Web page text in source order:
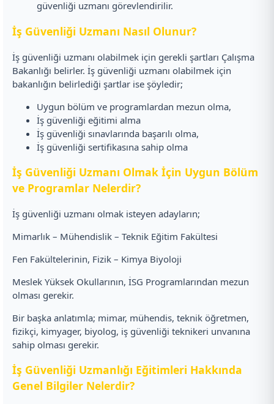
güvenliği uzmanı görevlendirilir.
İş Güvenliği Uzmanı Nasıl Olunur?
İş güvenliği uzmanı olabilmek için gerekli şartları Çalışma
Bakanlığı belirler. İş güvenliği uzmanı olabilmek için
bakanlığın belirlediği şartlar ise şöyledir;
Uygun bölüm ve programlardan mezun olma,
İş güvenliği eğitimi alma
İş güvenliği sınavlarında başarılı olma,
İş güvenliği sertifikasına sahip olma
İş Güvenliği Uzmanı Olmak İçin Uygun Bölüm
ve Programlar Nelerdir?
İş güvenliği uzmanı olmak isteyen adayların;
Mimarlık – Mühendislik – Teknik Eğitim Fakültesi
Fen Fakültelerinin, Fizik – Kimya Biyoloji
Meslek Yüksek Okullarının, İSG Programlarından mezun
olması gerekir.
Bir başka anlatımla; mimar, mühendis, teknik öğretmen,
fizikçi, kimyager, biyolog, iş güvenliği teknikeri unvanına
sahip olması gerekir.
İş Güvenliği Uzmanlığı Eğitimleri Hakkında
Genel Bilgiler Nelerdir?